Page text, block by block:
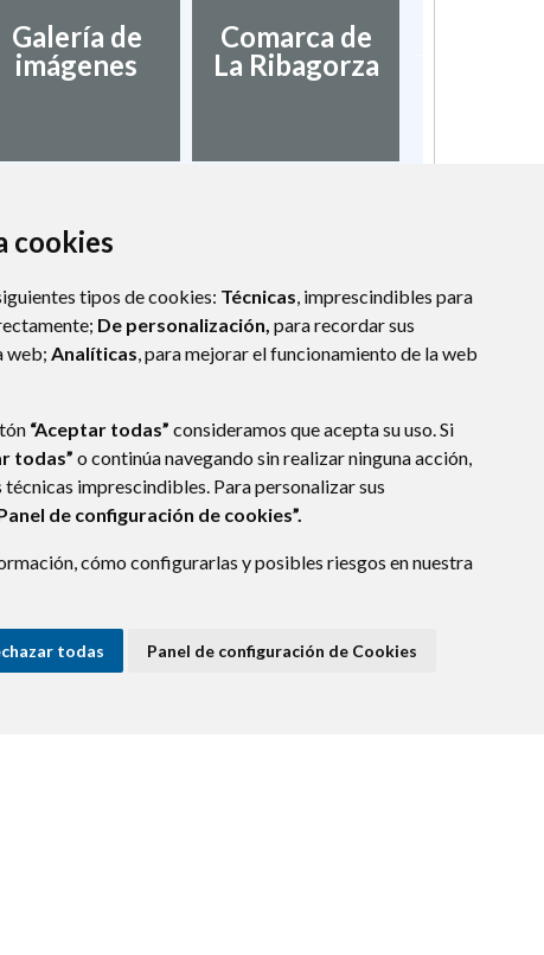
cookies
tipos de cookies: Técnicas, imprescindibles para
De personalización, para recordar sus
web; Analíticas, para mejorar el funcionamiento de la web
“Aceptar todas” consideramos que acepta su uso. Si
todas” o continúa navegando sin realizar ninguna acción,
imprescindibles. Para personalizar sus
de configuración de cookies”.
cómo configurarlas y posibles riesgos en nuestra
todas Panel de configuración de Cookies
Galería de
imágenes
Comarca de
La Ribagorza